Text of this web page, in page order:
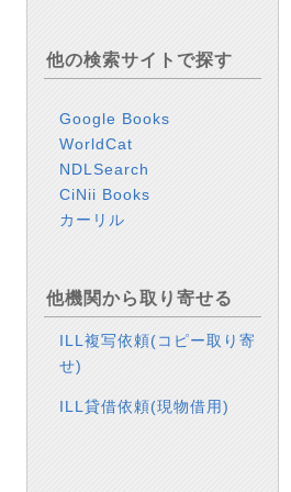
他の検索サイトで探す
Google Books
WorldCat
NDLSearch
CiNii Books
カーリル
他機関から取り寄せる
ILL複写依頼(コピー取り寄
せ)
ILL貸借依頼(現物借用)